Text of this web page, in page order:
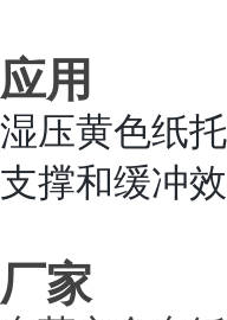
应用
湿压黄色纸
支撑和缓冲
厂家